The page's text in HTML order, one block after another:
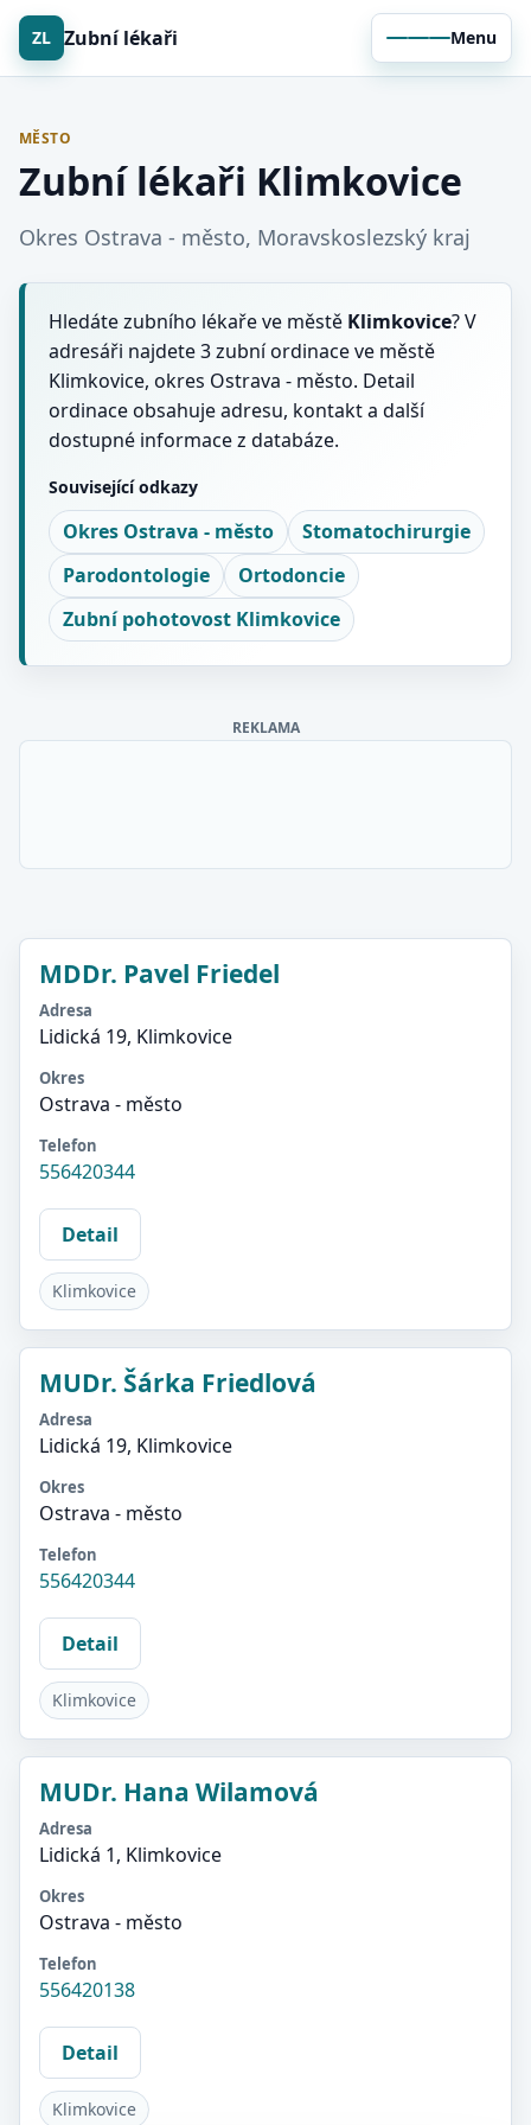
ZL Zubní lékaři Menu
MĚSTO
Zubní lékaři Klimkovice
Okres Ostrava - město, Moravskoslezský kraj
Hledáte zubního lékaře ve městě Klimkovice? V
adresáři najdete 3 zubní ordinace ve městě
Klimkovice, okres Ostrava - město. Detail
ordinace obsahuje adresu, kontakt a další
dostupné informace z databáze.
Související odkazy
Okres Ostrava - město
Stomatochirurgie
Parodontologie
Ortodoncie
Zubní pohotovost Klimkovice
REKLAMA
MDDr. Pavel Friedel
Adresa
Lidická 19, Klimkovice
Okres
Ostrava - město
Telefon
556420344
Detail
Klimkovice
MUDr. Šárka Friedlová
Adresa
Lidická 19, Klimkovice
Okres
Ostrava - město
Telefon
556420344
Detail
Klimkovice
MUDr. Hana Wilamová
Adresa
Lidická 1, Klimkovice
Okres
Ostrava - město
Telefon
556420138
Detail
Klimkovice